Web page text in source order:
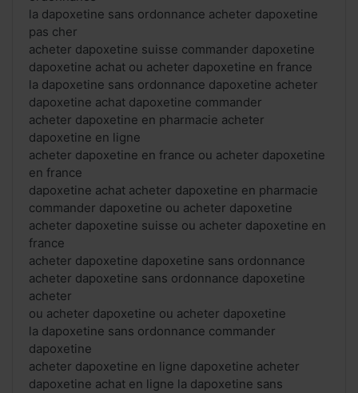
la dapoxetine sans ordonnance acheter dapoxetine
pas cher
acheter dapoxetine suisse commander dapoxetine
dapoxetine achat ou acheter dapoxetine en france
la dapoxetine sans ordonnance dapoxetine acheter
dapoxetine achat dapoxetine commander
acheter dapoxetine en pharmacie acheter
dapoxetine en ligne
acheter dapoxetine en france ou acheter dapoxetine
en france
dapoxetine achat acheter dapoxetine en pharmacie
commander dapoxetine ou acheter dapoxetine
acheter dapoxetine suisse ou acheter dapoxetine en
france
acheter dapoxetine dapoxetine sans ordonnance
acheter dapoxetine sans ordonnance dapoxetine
acheter
ou acheter dapoxetine ou acheter dapoxetine
la dapoxetine sans ordonnance commander
dapoxetine
acheter dapoxetine en ligne dapoxetine acheter
dapoxetine achat en ligne la dapoxetine sans